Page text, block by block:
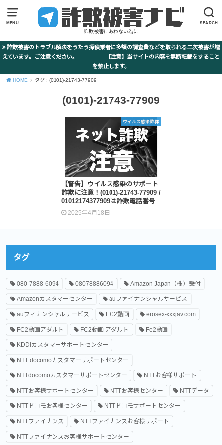
MENU SEARCH
詐欺被害にあわない為に
詐欺被害のトラブル解決をうたう探偵業者に多額の調査費などを取られる二次被害が増
えています。ご注意ください。 【注意】当サイトの内容を無断転載をすること
を禁止します。
HOME タグ : (0101)-21743-77909
(0101)-21743-77909
ウイルス感染詐称
【警告】ウイルス感染のサポート
詐欺に注意！(0101)-21743-77909 /
01012174377909は詐欺電話番号
2025年4月18日
タグ
080-7888-6094 08078886094 Amazon Japan（株）受付
Amazonカスタマーセンター auファイナンシャルサービス
auフィナンシャルサービス EC2動画 erosex-xxxjav.com
FC2動画アダルト FC2動画 アダルト Fe2動画
KDDIカスタマーサポートセンター
NTT docomoカスタマーサポートセンター
NTTdocomoカスタマーサポートセンター NTTお客様サポート
NTTお客様サポートセンター NTTお客様センター NTTデータ
NTTドコモお客様センター NTTドコモサポートセンター
NTTファイナンス NTTファイナンスお客様サポート
NTTファイナンスお客様サポートセンター